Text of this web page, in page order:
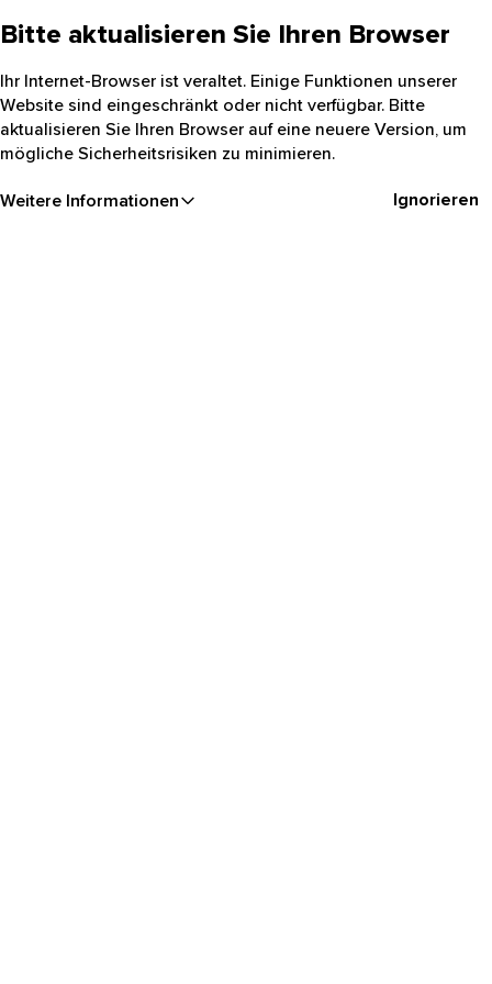
Bitte aktualisieren Sie Ihren Browser
Ihr Internet-Browser ist veraltet. Einige Funktionen unserer
Website sind eingeschränkt oder nicht verfügbar. Bitte
aktualisieren Sie Ihren Browser auf eine neuere Version, um
mögliche Sicherheitsrisiken zu minimieren.
Weitere Informationen Ignorieren